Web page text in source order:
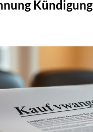
Kündigung